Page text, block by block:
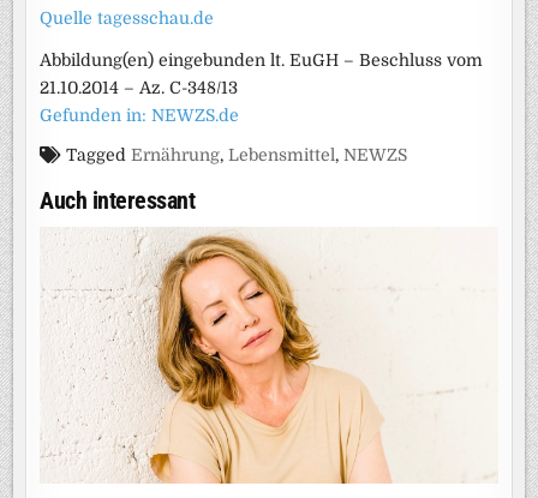
Quelle tagesschau.de
Abbildung(en) eingebunden lt. EuGH – Beschluss vom
21.10.2014 – Az. C-348/13
Gefunden in: NEWZS.de
TaggedErnährung,Lebensmittel,NEWZS
Auch interessant